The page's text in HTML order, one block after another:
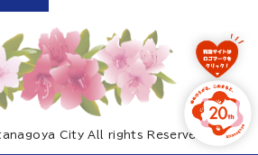
City All rights Reserved.